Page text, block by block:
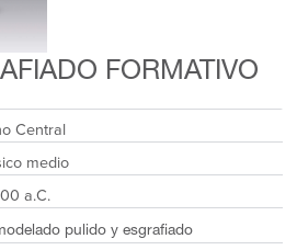
FORMATIVO
Central
medio
a.C.
pulido y esgrafiado